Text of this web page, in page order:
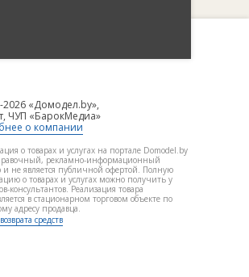
2026 «Домодел.by»,
ЧУП «БарокМедиа»
о компании
о товарах и услугах на портале Domodel.by
рекламно-информационный
и не является публичной офертой. Полную
о товарах и услугах можно получить у
консультантов. Реализация товара
в стационарном торговом объекте по
адресу продавца.
средств